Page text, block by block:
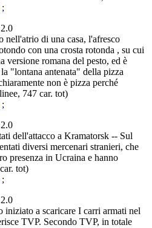
;
nell'atrio di una casa, l'afresco
con una crosta rotonda , su cui
versione romana del pesto, ed è
"lontana antenata" della pizza
non è pizza perché
747 car. tot)
;
dell'attacco a Kramatorsk -- Sul
diversi mercenari stranieri, che
presenza in Ucraina e hanno
tot)
;
a scaricare I carri armati nel
TVP. Secondo TVP, in totale